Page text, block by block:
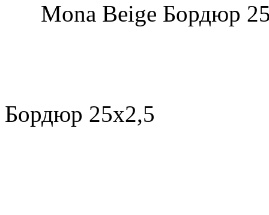
Mona Beige Бордюр
Бордюр 25х2,5